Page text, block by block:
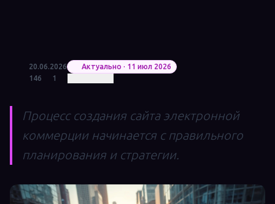
20.06.2026
Актуально · 11 июл 2026
146
1
Процесс создания сайта электронной
коммерции начинается с правильного
планирования и стратегии.